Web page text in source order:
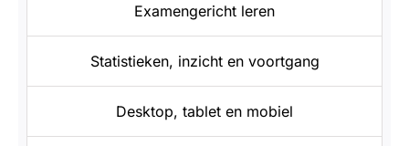
Examengericht leren
Statistieken, inzicht en voortgang
Desktop, tablet en mobiel